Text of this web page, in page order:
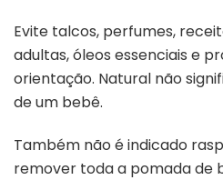
Evite talcos, perfumes,
adultas, óleos essenciais e
orientação. Natural não
de um bebê.
Também não é indicado
remover toda a pomada de